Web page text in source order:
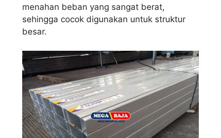
menahan beban yang sangat berat,
sehingga cocok digunakan untuk struktur
besar.